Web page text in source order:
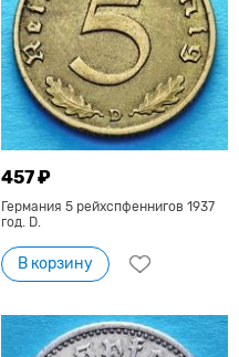
457 ₽
Германия 5 рейхспфеннигов 1937
год. D.
В корзину